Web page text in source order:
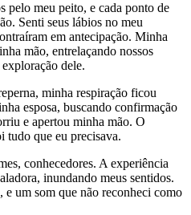
pelo meu peito, e cada ponto de
Senti seus lábios no meu
em antecipação. Minha
mão, entrelaçando nossos
dele.
minha respiração ficou
esposa, buscando confirmação
e apertou minha mão. O
tudo que eu precisava.
conhecedores. A experiência
inundando meus sentidos.
e um som que não reconheci como